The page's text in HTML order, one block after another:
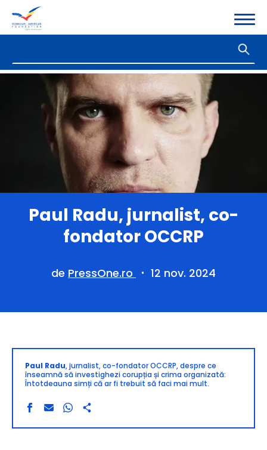
Paul Radu, jurnalist, co-
fondator OCCRP
de PressOne.ro 12 nov. 2024
Paul Radu, jurnalist, co-fondator OCCRP, despre ce
înseamnă să investighezi corupția și crima organizată:
Întotdeauna simți că ar fi trebuit să faci mai mult.